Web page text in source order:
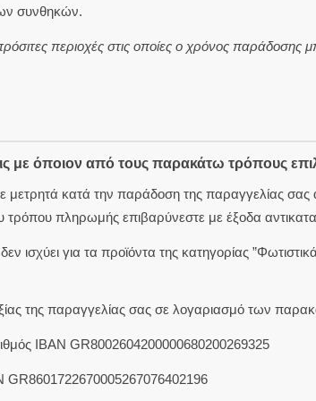
συνθηκών.
περιοχές στις οποίες ο χρόνος παράδοσης
με όποιον από τους παρακάτω τρόπους
κατά την παράδοση της παραγγελίας σας
πληρωμής επιβαρύνεστε με έξοδα
ισχύει για τα προϊόντα της κατηγορίας
της παραγγελίας σας σε λογαριασμό των
IBAN GR8002604200000680200269325
GR8601722670005267076402196